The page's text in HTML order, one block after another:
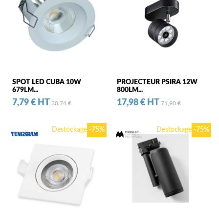
SPOT LED CUBA 10W
679LM...
Prix
7,79 € HT Prix standard
30,74 €
PROJECTEUR PSIRA 12W
800LM...
Prix
17,98 € HT Prix standard
71,90 €
Destockage -75% Destockage -75%